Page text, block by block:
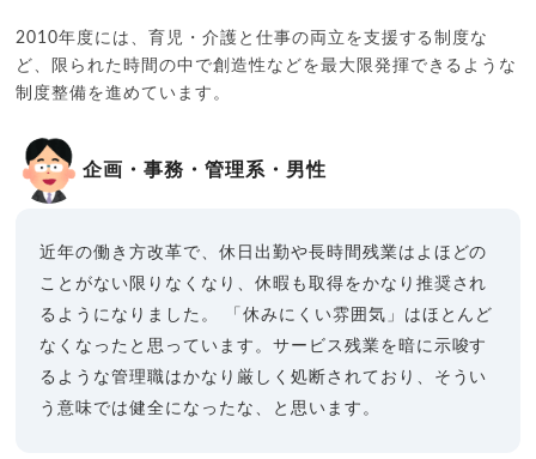
2010年度には、育児・介護と仕事の両立を支援する制度な
ど、限られた時間の中で創造性などを最大限発揮できるような
制度整備を進めています。
企画・事務・管理系・男性
近年の働き方改革で、休日出勤や長時間残業はよほどの
ことがない限りなくなり、休暇も取得をかなり推奨され
るようになりました。
「休みにくい雰囲気」はほとんど
なくなったと思っています。サービス残業を暗に示唆す
るような管理職はかなり厳しく処断されており、そうい
う意味では健全になったな、と思います。